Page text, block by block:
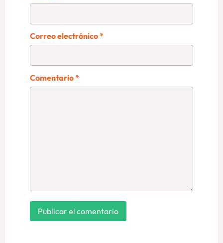
Correo electrónico*
Comentario*